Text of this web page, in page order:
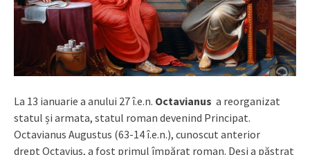
La 13 ianuarie a anului 27 î.e.n. Octavianus a reorganizat
statul și armata, statul roman devenind Principat.
Octavianus Augustus (63-14 î.e.n.), cunoscut anterior
drept Octavius, a fost primul împărat roman. Deși a păstrat